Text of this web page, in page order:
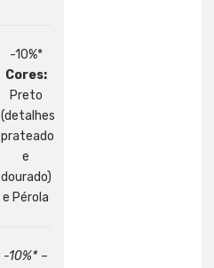
-10%*
Cores:
Preto
(detalhes
prateado
e
dourado)
e Pérola
-10%* –